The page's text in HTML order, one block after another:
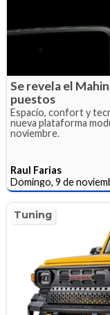
Se revela el
puestos
Espacio, confort y
nueva plataforma
noviembre.
Raul Farias
Domingo, 9 de
Tuning